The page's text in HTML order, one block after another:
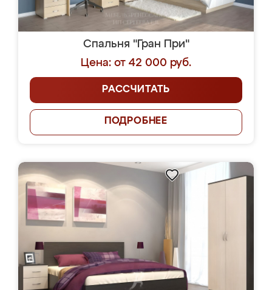
Спальня "Гран При"
Цена: от 42 000 руб.
РАССЧИТАТЬ
ПОДРОБНЕЕ